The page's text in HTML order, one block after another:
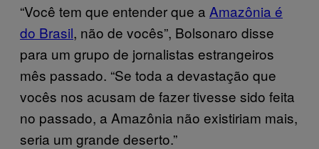
“Você tem que entender que a Amazônia é
do Brasil, não de vocês”, Bolsonaro disse
para um grupo de jornalistas estrangeiros
mês passado. “Se toda a devastação que
vocês nos acusam de fazer tivesse sido feita
no passado, a Amazônia não existiriam mais,
seria um grande deserto.”